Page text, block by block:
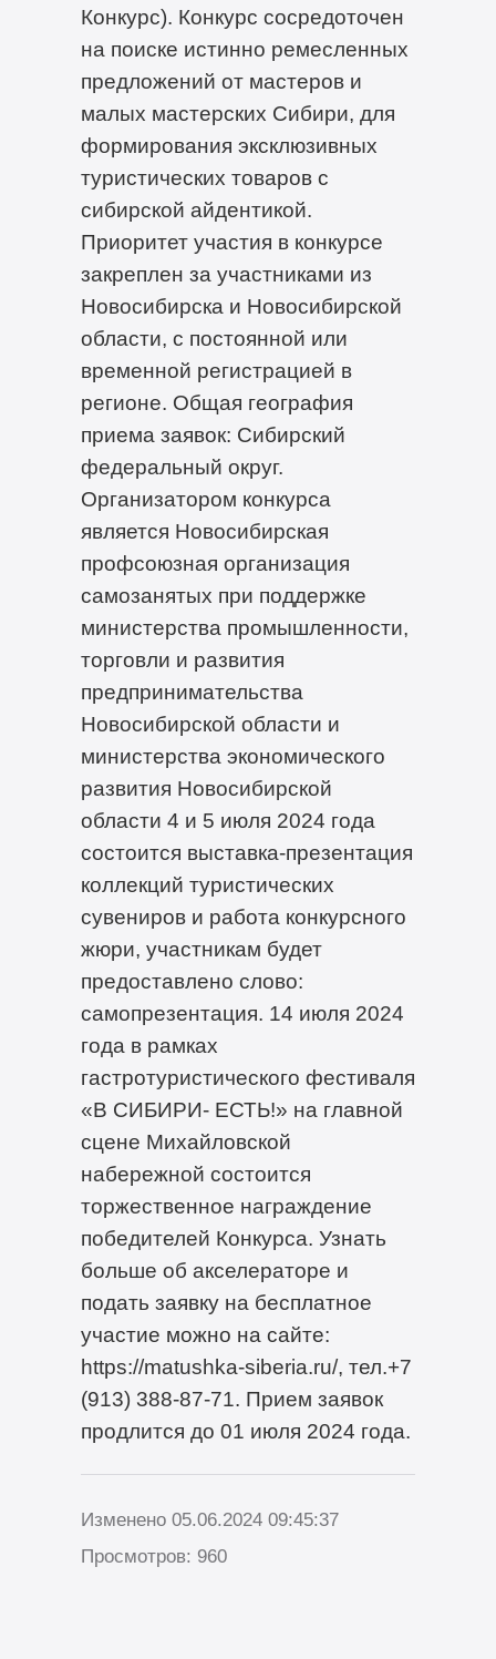
Конкурс). Конкурс сосредоточен
на поиске истинно ремесленных
предложений от мастеров и
малых мастерских Сибири, для
формирования эксклюзивных
туристических товаров с
сибирской айдентикой.
Приоритет участия в конкурсе
закреплен за участниками из
Новосибирска и Новосибирской
области, с постоянной или
временной регистрацией в
регионе. Общая география
приема заявок: Сибирский
федеральный округ.
Организатором конкурса
является Новосибирская
профсоюзная организация
самозанятых при поддержке
министерства промышленности,
торговли и развития
предпринимательства
Новосибирской области и
министерства экономического
развития Новосибирской
области 4 и 5 июля 2024 года
состоится выставка-презентация
коллекций туристических
сувениров и работа конкурсного
жюри, участникам будет
предоставлено слово:
самопрезентация. 14 июля 2024
года в рамках
гастротуристического фестиваля
«В СИБИРИ- ЕСТЬ!» на главной
сцене Михайловской
набережной состоится
торжественное награждение
победителей Конкурса. Узнать
больше об акселераторе и
подать заявку на бесплатное
участие можно на сайте:
https://matushka-siberia.ru/, тел.+7
(913) 388-87-71. Прием заявок
продлится до 01 июля 2024 года.
Изменено 05.06.2024 09:45:37
Просмотров: 960